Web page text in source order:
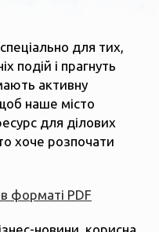
для тих,
подій і прагнуть
активну
наше місто
для ділових
хоче розпочати
в форматі PDF